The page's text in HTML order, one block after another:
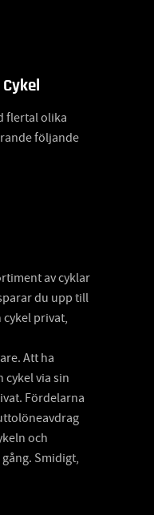
flertal olika
följande
av cyklar
du upp till
cykel privat,
Att ha
cykel via sin
Fördelarna
och
Smidigt,